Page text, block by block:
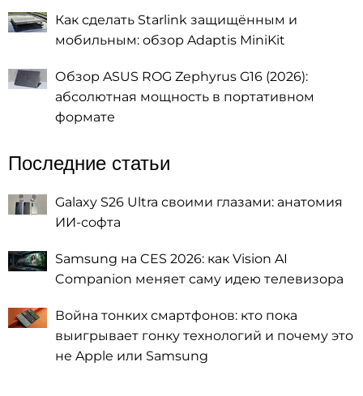
Как сделать Starlink защищённым и
мобильным: обзор Adaptis MiniKit
Обзор ASUS ROG Zephyrus G16 (2026):
абсолютная мощность в портативном
формате
Последние статьи
Galaxy S26 Ultra своими глазами: анатомия
ИИ-софта
Samsung на CES 2026: как Vision AI
Companion меняет саму идею телевизора
Война тонких смартфонов: кто пока
выигрывает гонку технологий и почему это
не Apple или Samsung